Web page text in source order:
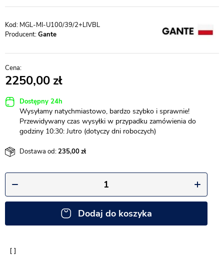
MGL-MI-U100/39/2+LIVBL
Producent:Gante
2250,00
Dostępny 24h
Wysyłamy natychmiastowo, bardzo szybko i sprawnie!
Przewidywany czas wysyłki w przypadku zamówienia do
godziny 10:30: Jutro (dotyczy dni roboczych)
Dostawa od:235,00
Dodaj do koszyka